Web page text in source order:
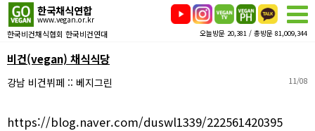
한국채식연합
www.vegan.or.kr
한국비건채식협회 한국비건연대 오늘방문 20,381 / 총방문 81,009,344
비건(vegan) 채식식당
강남 비건뷔페 :: 베지그린 11/08
https://blog.naver.com/duswl1339/222561420395